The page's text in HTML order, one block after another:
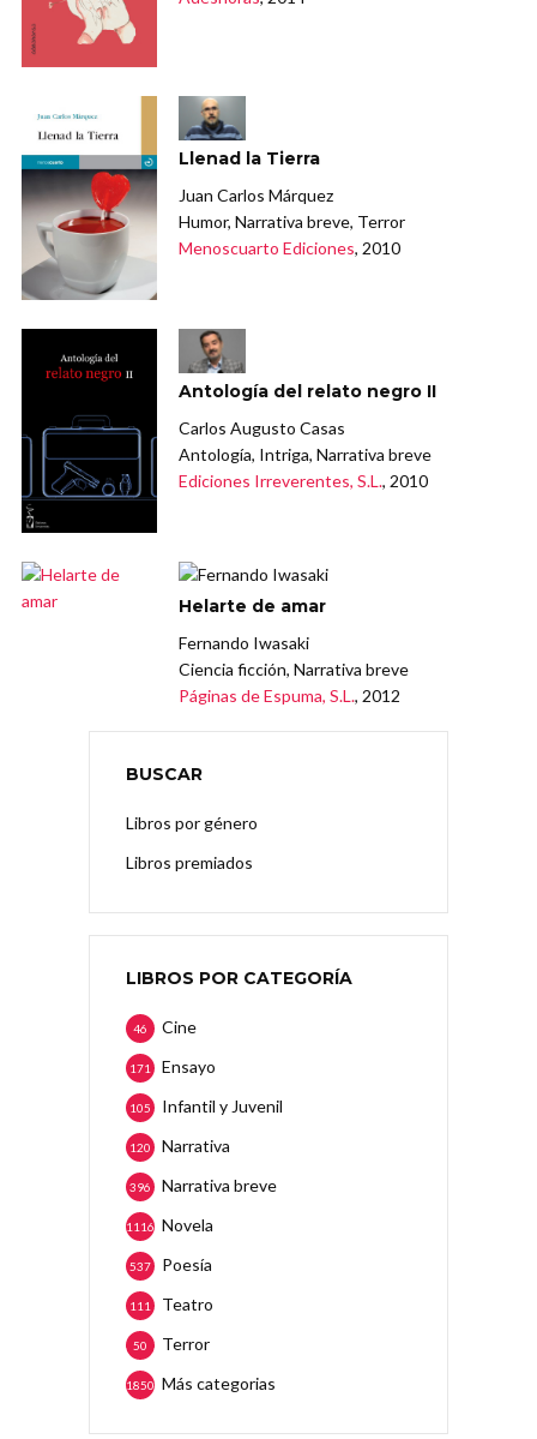
Llenad la Tierra
Juan Carlos Márquez
Humor, Narrativa breve, Terror
Menoscuarto Ediciones, 2010
Antología del relato negro II
Carlos Augusto Casas
Antología, Intriga, Narrativa breve
Ediciones Irreverentes, S.L., 2010
Helarte de amar
Fernando Iwasaki
Ciencia ficción, Narrativa breve
Páginas de Espuma, S.L., 2012
BUSCAR
Libros por género
Libros premiados
LIBROS POR CATEGORÍA
Cine
46
Ensayo
171
Infantil y Juvenil
105
Narrativa
120
Narrativa breve
396
Novela
1116
Poesía
537
Teatro
111
Terror
50
Más categorias
1850